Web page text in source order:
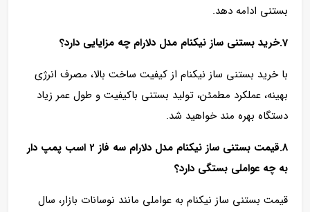
بستنی ادامه دهد.
7.خرید بستنی ساز نیکنام مدل دلارام چه مزایایی دارد؟
با خرید بستنی ساز نیکنام از کیفیت ساخت بالا، مصرف انرژی
بهینه، عملکرد مطمئن، تولید بستنی باکیفیت و طول عمر زیاد
دستگاه بهره‌ مند خواهید شد.
8.قیمت بستنی ساز نیکنام مدل دلارام سه فاز 2 اسب پمپ دار
به چه عواملی بستگی دارد؟
قیمت بستنی ساز نیکنام به عواملی مانند نوسانات بازار، سال